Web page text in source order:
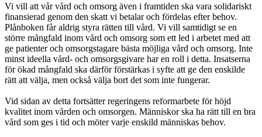
Vi vill att vår vård och omsorg även i framtiden ska vara solidariskt
finansierad genom den skatt vi betalar och fördelas efter behov.
Plånboken får aldrig styra rätten till vård. Vi vill samtidigt se en
större mångfald inom vård och omsorg som ett led i arbetet med att
ge patienter och omsorgstagare bästa möjliga vård och omsorg. Inte
minst ideella vård- och omsorgsgivare har en roll i detta. Insatserna
för ökad mångfald ska därför förstärkas i syfte att ge den enskilde
rätt att välja, men också välja bort det som inte fungerar.
Vid sidan av detta fortsätter regeringens reformarbete för höjd
kvalitet inom vården och omsorgen. Människor ska ha rätt till en bra
vård som ges i tid och möter varje enskild människas behov.